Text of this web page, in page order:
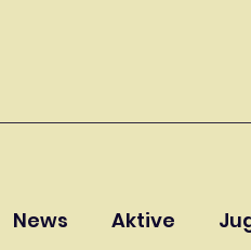
News Aktive